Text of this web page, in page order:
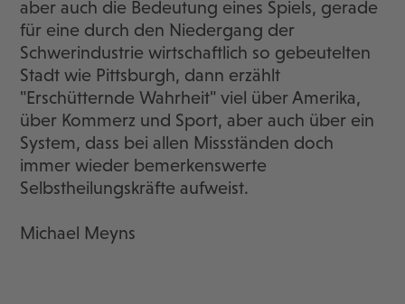
aber auch die Bedeutung eines Spiels, gerade
für eine durch den Niedergang der
Schwerindustrie wirtschaftlich so gebeutelten
Stadt wie Pittsburgh, dann erzählt
"Erschütternde Wahrheit" viel über Amerika,
über Kommerz und Sport, aber auch über ein
System, dass bei allen Missständen doch
immer wieder bemerkenswerte
Selbstheilungskräfte aufweist.
Michael Meyns